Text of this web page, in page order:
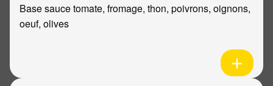
Base sauce tomate, fromage, thon, poivrons, oignons,
oeuf, olives